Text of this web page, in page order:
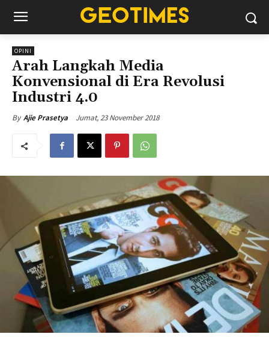
OPINI
Arah Langkah Media
Konvensional di Era Revolusi
Industri 4.0
By Ajie Prasetya Jumat, 23 November 2018